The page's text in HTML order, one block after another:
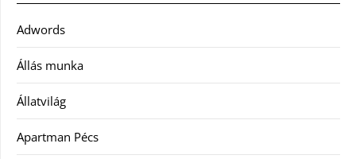
Adwords
Állás munka
Állatvilág
Apartman Pécs